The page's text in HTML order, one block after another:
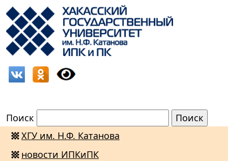
Поиск
ХГУ им. Н.Ф. Катанова
новости ИПКиПК